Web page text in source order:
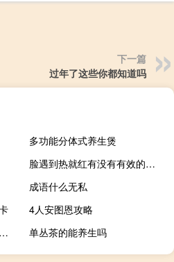
下一篇
过年了这些你都知道吗
多功能分体式养生煲
脸遇到热就红有没有有效的治疗
成语什么无私
4人安图恩攻略
孝文帝改革成功的根本原因是什么
单丛茶的能养生吗